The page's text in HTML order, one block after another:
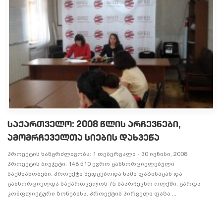
ᲡᲐᲥᲐᲠᲗᲕᲔᲚᲝ: 2008 ᲬᲚᲘᲡ ᲐᲠᲩᲔᲕᲜᲔᲑᲘ,
ᲐᲛᲝᲛᲠᲩᲔᲕᲔᲚᲗᲐ ᲡᲘᲔᲑᲘᲡ ᲓᲐᲮᲕᲔᲬᲐ
პროექტის ხანგრძლივობა: 1 თებერვალი - 30 ივნისი, 2008
პროექტის ბიუჯეტი: 148 510 ევრო განხორციელებული
საქმიანობები: პროექტი შედგებოდა სამი ფაზისაგან და
განხორციელდა საქართველოს 75 საარჩევნო ოლქში, გარდა
კონფლიქტური ზონებისა. პროექტის პირველი ფაზა ...